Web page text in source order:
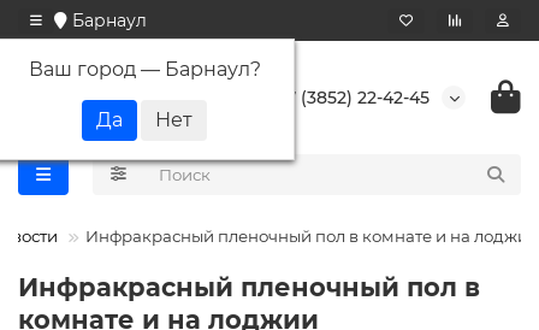
Барнаул
Ваш город — Барнаул?
+7 (3852) 22-42-45
Инфракрасный пленочный пол в комнате и на лоджии
Инфракрасный пленочный пол в
комнате и на лоджии